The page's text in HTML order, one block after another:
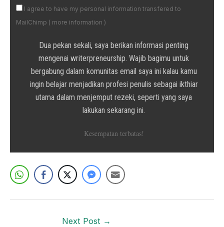
I agree to have my personal information transfered to
MailChimp ( more information )
Dua pekan sekali, saya berikan informasi penting
mengenai writerpreneurship. Wajib bagimu untuk
bergabung dalam komunitas email saya ini kalau kamu
ingin belajar menjadikan profesi penulis sebagai ikthiar
utama dalam menjemput rezeki, seperti yang saya
lakukan sekarang ini.
Kesempatan terbatas!
Next Post →